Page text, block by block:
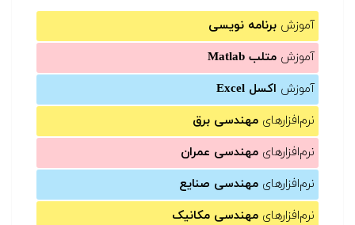
آموزش برنامه نویسی
آموزش متلب Matlab
آموزش اکسل Excel
نرم‌افزارهای مهندسی برق
نرم‌افزارهای مهندسی عمران
نرم‌افزارهای مهندسی صنایع
نرم‌افزارهای مهندسی مکانیک